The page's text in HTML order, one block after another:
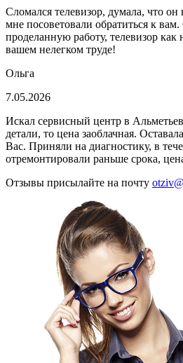
Сломался телевизор, думала, что
мне посоветовали обратиться к
проделанную работу, телевизор
вашем нелегком труде!
Ольга
7.05.2026
Искал сервисный центр в
детали, то цена заоблачная.
Вас. Приняли на диагностику, в
отремонтировали раньше срока,
Отзывы присылайте на почту